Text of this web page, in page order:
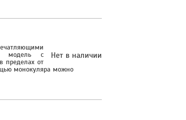
Нет в наличии
модель с
пределах от
монокуляра можно